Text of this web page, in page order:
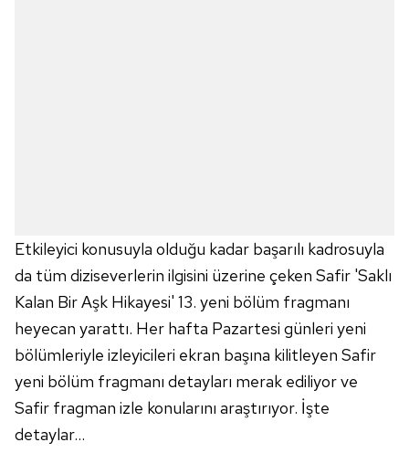
Etkileyici konusuyla olduğu kadar başarılı kadrosuyla
da tüm diziseverlerin ilgisini üzerine çeken Safir 'Saklı
Kalan Bir Aşk Hikayesi' 13. yeni bölüm fragmanı
heyecan yarattı. Her hafta Pazartesi günleri yeni
bölümleriyle izleyicileri ekran başına kilitleyen Safir
yeni bölüm fragmanı detayları merak ediliyor ve
Safir fragman izle konularını araştırıyor. İşte
detaylar...